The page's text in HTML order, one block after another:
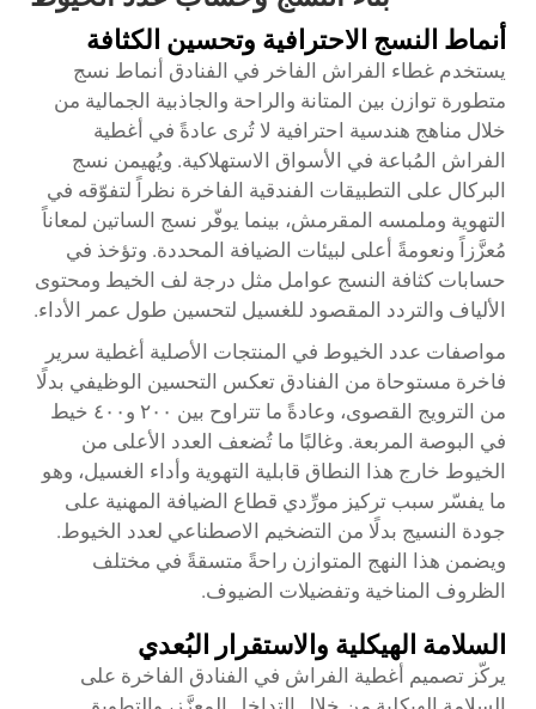
أنماط النسج الاحترافية وتحسين الكثافة
يستخدم غطاء الفراش الفاخر في الفنادق أنماط نسج
متطورة توازن بين المتانة والراحة والجاذبية الجمالية من
خلال مناهج هندسية احترافية لا تُرى عادةً في أغطية
الفراش المُباعة في الأسواق الاستهلاكية. ويُهيمن نسج
البركال على التطبيقات الفندقية الفاخرة نظراً لتفوّقه في
التهوية وملمسه المقرمش، بينما يوفّر نسج الساتين لمعاناً
مُعزَّزاً ونعومةً أعلى لبيئات الضيافة المحددة. وتؤخذ في
حسابات كثافة النسج عوامل مثل درجة لف الخيط ومحتوى
الألياف والتردد المقصود للغسيل لتحسين طول عمر الأداء.
مواصفات عدد الخيوط في المنتجات الأصلية أغطية سرير
فاخرة مستوحاة من الفنادق تعكس التحسين الوظيفي بدلًا
من الترويج القصوى، وعادةً ما تتراوح بين ٢٠٠ و٤٠٠ خيط
في البوصة المربعة. وغالبًا ما تُضعف العدد الأعلى من
الخيوط خارج هذا النطاق قابلية التهوية وأداء الغسيل، وهو
ما يفسّر سبب تركيز مورِّدي قطاع الضيافة المهنية على
جودة النسيج بدلًا من التضخيم الاصطناعي لعدد الخيوط.
ويضمن هذا النهج المتوازن راحةً متسقةً في مختلف
الظروف المناخية وتفضيلات الضيوف.
السلامة الهيكلية والاستقرار البُعدي
يركّز تصميم أغطية الفراش في الفنادق الفاخرة على